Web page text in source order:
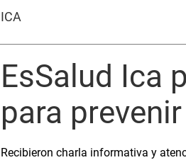
ICA
EsSalud Ica
para
Recibieron charla informativa y